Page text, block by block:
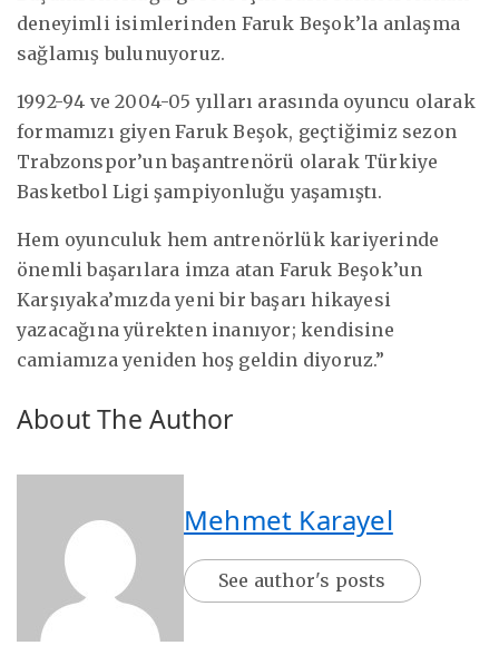
deneyimli isimlerinden Faruk Beşok’la anlaşma
sağlamış bulunuyoruz.
1992-94 ve 2004-05 yılları arasında oyuncu olarak
formamızı giyen Faruk Beşok, geçtiğimiz sezon
Trabzonspor’un başantrenörü olarak Türkiye
Basketbol Ligi şampiyonluğu yaşamıştı.
Hem oyunculuk hem antrenörlük kariyerinde
önemli başarılara imza atan Faruk Beşok’un
Karşıyaka’mızda yeni bir başarı hikayesi
yazacağına yürekten inanıyor; kendisine
camiamıza yeniden hoş geldin diyoruz.”
About The Author
Mehmet Karayel
See author's posts